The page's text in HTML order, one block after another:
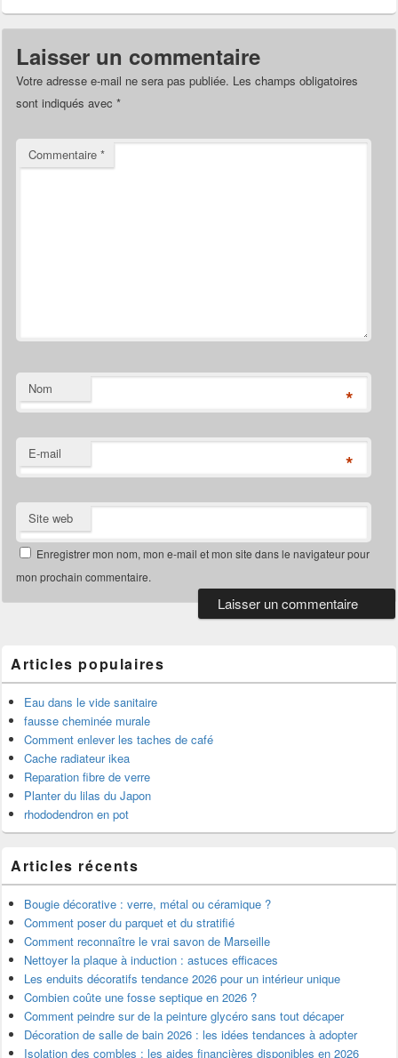
Laisser un commentaire
Votre adresse e-mail ne sera pas publiée. Les champs obligatoires
sont indiqués avec *
Commentaire *
Nom *
E-mail *
Site web
Enregistrer mon nom, mon e-mail et mon site dans le navigateur pour
mon prochain commentaire.
Articles populaires
Eau dans le vide sanitaire
fausse cheminée murale
Comment enlever les taches de café
Cache radiateur ikea
Reparation fibre de verre
Planter du lilas du Japon
rhododendron en pot
Articles récents
Bougie décorative : verre, métal ou céramique ?
Comment poser du parquet et du stratifié
Comment reconnaître le vrai savon de Marseille
Nettoyer la plaque à induction : astuces efficaces
Les enduits décoratifs tendance 2026 pour un intérieur unique
Combien coûte une fosse septique en 2026 ?
Comment peindre sur de la peinture glycéro sans tout décaper
Décoration de salle de bain 2026 : les idées tendances à adopter
Isolation des combles : les aides financières disponibles en 2026